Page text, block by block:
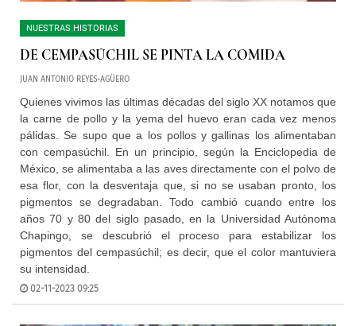
NUESTRAS HISTORIAS
DE CEMPASÚCHIL SE PINTA LA COMIDA
JUAN ANTONIO REYES-AGÜERO
Quienes vivimos las últimas décadas del siglo XX notamos que
la carne de pollo y la yema del huevo eran cada vez menos
pálidas. Se supo que a los pollos y gallinas los alimentaban
con cempasúchil. En un principio, según la Enciclopedia de
México, se alimentaba a las aves directamente con el polvo de
esa flor, con la desventaja que, si no se usaban pronto, los
pigmentos se degradaban. Todo cambió cuando entre los
años 70 y 80 del siglo pasado, en la Universidad Autónoma
Chapingo, se descubrió el proceso para estabilizar los
pigmentos del cempasúchil; es decir, que el color mantuviera
su intensidad.
02-11-2023 09:25